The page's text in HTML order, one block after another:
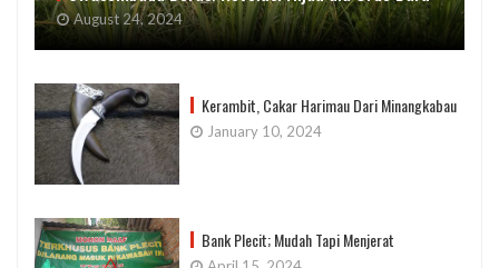
August 24, 2024
Kerambit, Cakar Harimau Dari Minangkabau
January 10, 2024
Bank Plecit; Mudah Tapi Menjerat